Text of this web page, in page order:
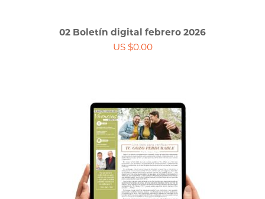
02 Boletín digital febrero 2026
US $0.00